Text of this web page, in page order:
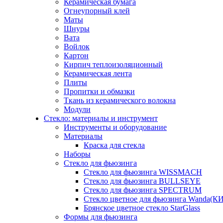
Керамическая бумага
Огнеупорный клей
Маты
Шнуры
Вата
Войлок
Картон
Кирпич теплоизоляционный
Керамическая лента
Плиты
Пропитки и обмазки
Ткань из керамического волокна
Модули
Стекло: материалы и инструмент
Инструменты и оборудование
Материалы
Краска для стекла
Наборы
Стекло для фьюзинга
Стекло для фьюзинга WISSMACH
Стекло для фьюзинга BULLSEYE
Стекло для фьюзинга SPECTRUM
Стекло цветное для фьюзинга
Брянское цветное стекло StarGlass
Формы для фьюзинга